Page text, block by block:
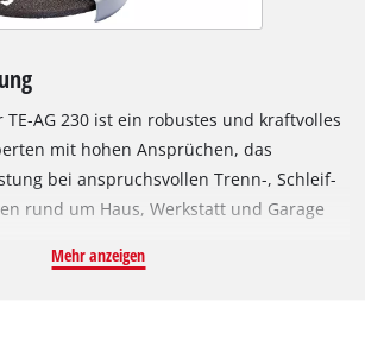
AG 230 ist ein robustes und kraftvolles
mit hohen Ansprüchen, das
bei anspruchsvollen Trenn-, Schleif-
rund um Haus, Werkstatt und Garage
Zudem werden durch den Anti-
Mehr anzeigen